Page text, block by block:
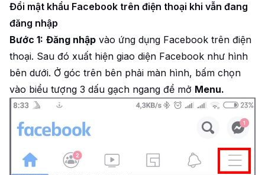
Đổi mật khẩu Facebook trên điện thoại khi vẫn đang
đăng nhập
Bước 1: Đăng nhập vào ứng dụng Facebook trên điện
thoại. Sau đó xuất hiện giao diện Facebook như hình
bên dưới. Ở góc trên bên phải màn hình, bấm chọn
vào biểu tượng 3 dấu gạch ngang để mở Menu.